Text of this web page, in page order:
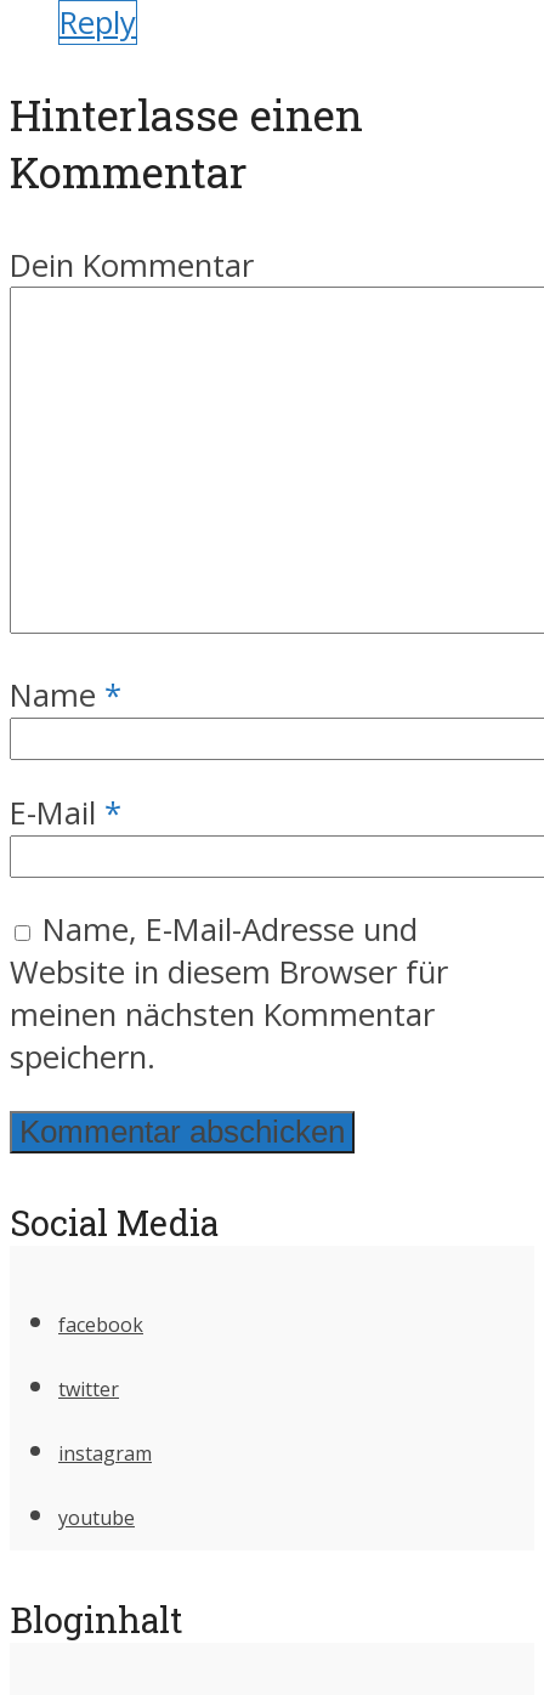
Reply
Hinterlasse einen
Kommentar
Dein Kommentar
Name *
E-Mail *
Name, E-Mail-Adresse und
Website in diesem Browser für
meinen nächsten Kommentar
speichern.
Social Media
facebook
twitter
instagram
youtube
Bloginhalt